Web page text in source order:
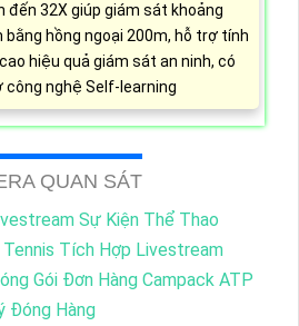
đến 32X giúp giám sát khoảng
bằng hồng ngoại 200m, hỗ trợ tính
hiệu quả giám sát an ninh, có
công nghệ Self-learning
QUAN SÁT
Sự Kiện Thể Thao
Tích Hợp Livestream
Gói Đơn Hàng Campack ATP
Đóng Hàng